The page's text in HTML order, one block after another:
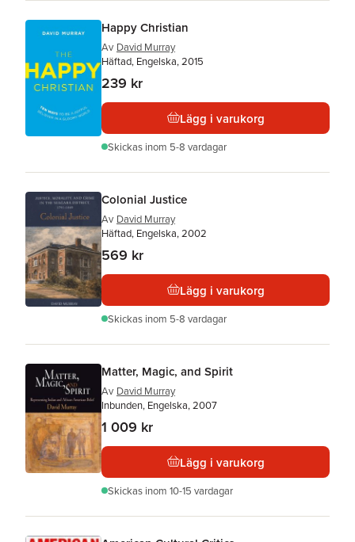
Happy Christian
Av David Murray
Häftad, Engelska, 2015
239 kr
Lägg i varukorg
Skickas inom 5-8 vardagar
Colonial Justice
Av David Murray
Häftad, Engelska, 2002
569 kr
Lägg i varukorg
Skickas inom 5-8 vardagar
Matter, Magic, and Spirit
Av David Murray
Inbunden, Engelska, 2007
1 009 kr
Lägg i varukorg
Skickas inom 10-15 vardagar